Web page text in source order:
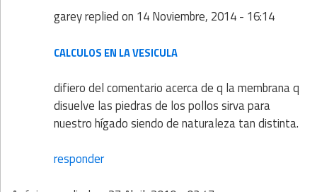
gareyreplied on 14 Noviembre, 2014 - 16:14
CALCULOS EN LA VESICULA
difiero del comentario acerca de q la membrana q
disuelve las piedras de los pollos sirva para
nuestro hígado siendo de naturaleza tan distinta.
responder